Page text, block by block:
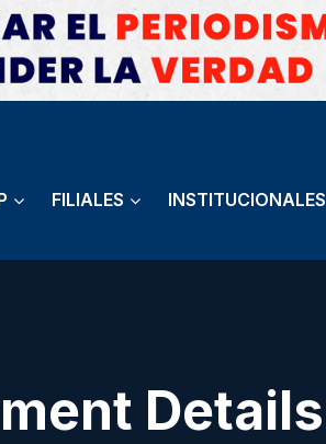
FILIALES INSTITUCIONALES
Details